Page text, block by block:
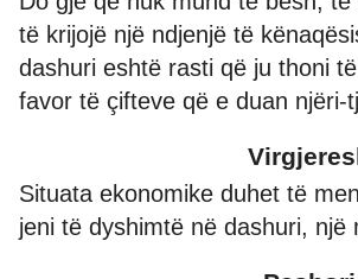
të krijojë një ndjenjë të
dashuri eshtë rasti që ju thoni
favor të çifteve që e duan njëri-
Situata ekonomike duhet të
jeni të dyshimtë në dashuri, një